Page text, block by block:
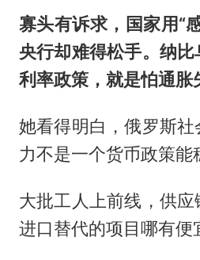
寡头有诉求，国家用“
央行却难得松手。纳
利率政策，就是怕通胀
她看得明白，俄罗斯
力不是一个货币政策能
大批工人上前线，供
进口替代的项目哪有便